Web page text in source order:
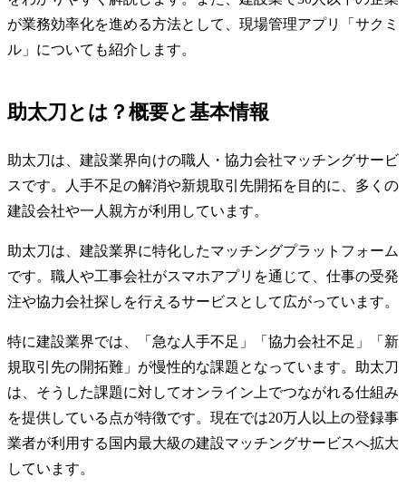
が業務効率化を進める方法として、現場管理アプリ「サクミ
ル」についても紹介します。
助太刀とは？概要と基本情報
助太刀は、建設業界向けの職人・協力会社マッチングサービ
スです。人手不足の解消や新規取引先開拓を目的に、多くの
建設会社や一人親方が利用しています。
助太刀は、建設業界に特化したマッチングプラットフォーム
です。職人や工事会社がスマホアプリを通じて、仕事の受発
注や協力会社探しを行えるサービスとして広がっています。
特に建設業界では、「急な人手不足」「協力会社不足」「新
規取引先の開拓難」が慢性的な課題となっています。助太刀
は、そうした課題に対してオンライン上でつながれる仕組み
を提供している点が特徴です。現在では20万人以上の登録事
業者が利用する国内最大級の建設マッチングサービスへ拡大
しています。